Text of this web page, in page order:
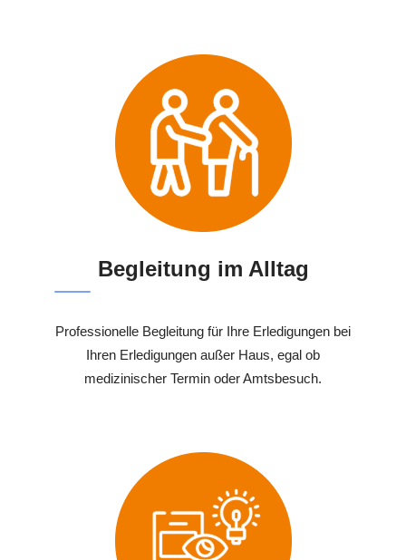
Begleitung im Alltag
Professionelle Begleitung für Ihre Erledigungen bei
Ihren Erledigungen außer Haus, egal ob
medizinischer Termin oder Amtsbesuch.